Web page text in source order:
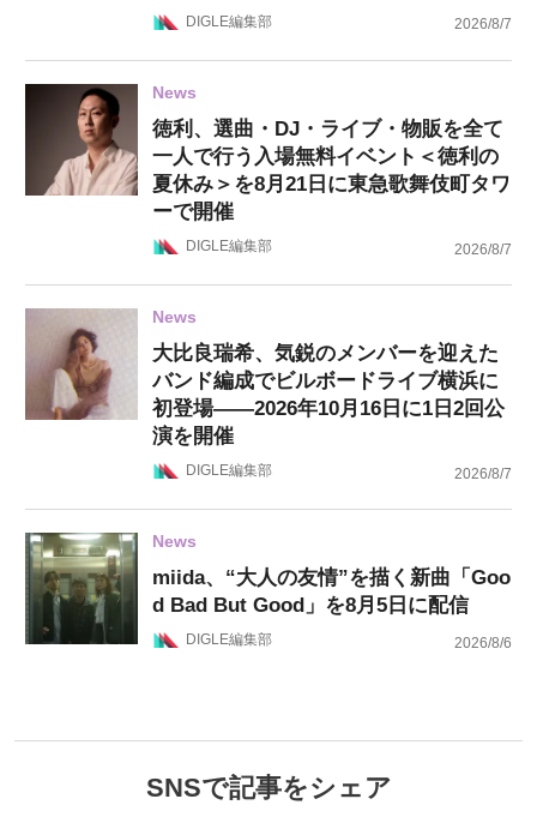
DIGLE編集部 2026/8/7
News
徳利、選曲・DJ・ライブ・物販を全て
一人で行う入場無料イベント＜徳利の
夏休み＞を8月21日に東急歌舞伎町タワ
ーで開催
DIGLE編集部 2026/8/7
News
大比良瑞希、気鋭のメンバーを迎えた
バンド編成でビルボードライブ横浜に
初登場——2026年10月16日に1日2回公
演を開催
DIGLE編集部 2026/8/7
News
miida、“大人の友情”を描く新曲「Goo
d Bad But Good」を8月5日に配信
DIGLE編集部 2026/8/6
SNSで記事をシェア